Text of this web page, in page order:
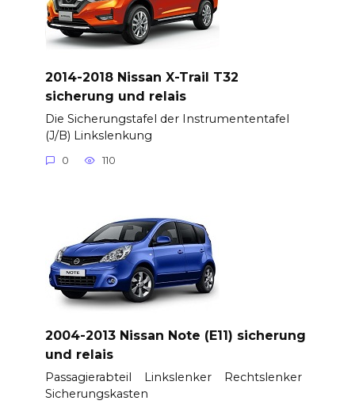
2014-2018 Nissan X-Trail T32
sicherung und relais
Die Sicherungstafel der Instrumententafel
(J/B) Linkslenkung
0 110
2004-2013 Nissan Note (E11) sicherung
und relais
Passagierabteil Linkslenker Rechtslenker
Sicherungskasten